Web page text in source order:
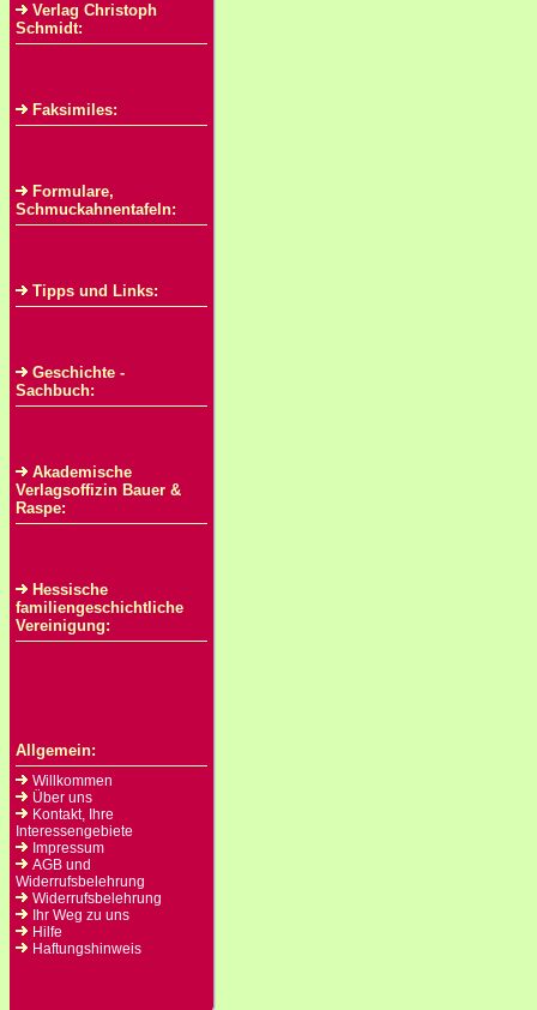
Verlag Christoph
Schmidt:
Faksimiles:
Formulare,
Schmuckahnentafeln:
Tipps und Links:
Geschichte -
Sachbuch:
Akademische
Verlagsoffizin Bauer &
Raspe:
Hessische
familiengeschichtliche
Vereinigung:
Allgemein:
Willkommen
Über uns
Kontakt, Ihre
Interessengebiete
Impressum
AGB und
Widerrufsbelehrung
Widerrufsbelehrung
Ihr Weg zu uns
Hilfe
Haftungshinweis